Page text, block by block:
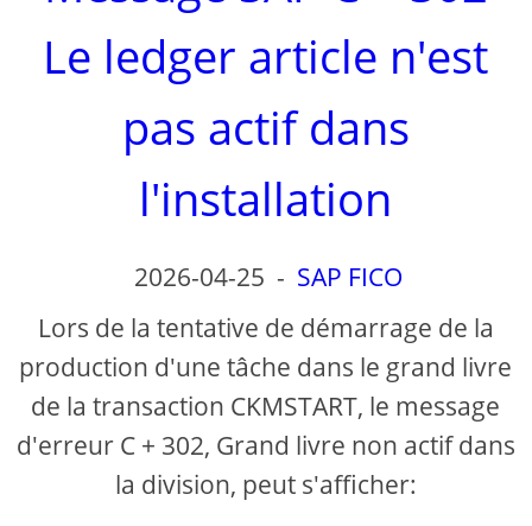
Le ledger article n'est
pas actif dans
l'installation
2026-04-25 - SAP FICO
Lors de la tentative de démarrage de la
production d'une tâche dans le grand livre
de la transaction CKMSTART, le message
d'erreur C + 302, Grand livre non actif dans
la division, peut s'afficher: